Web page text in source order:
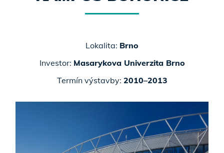
Lokalita: Brno
Investor: Masarykova Univerzita Brno
Termín výstavby: 2010–2013